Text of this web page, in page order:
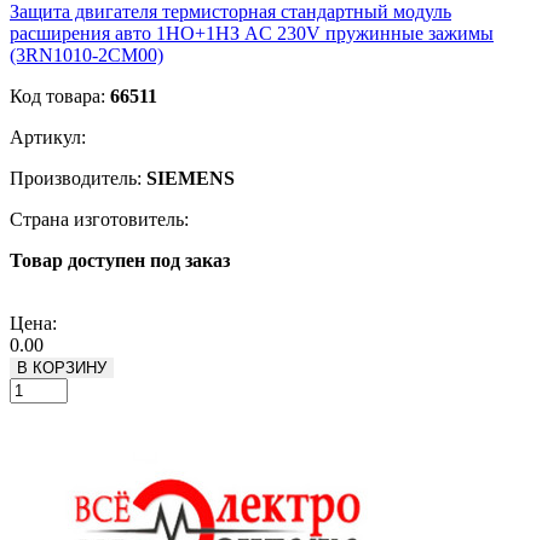
Защита двигателя термисторная стандартный модуль
расширения авто 1НО+1НЗ AC 230V пружинные зажимы
(3RN1010-2CM00)
Код товара: 66511
Артикул:
Производитель: SIEMENS
Страна изготовитель:
Товар доступен под заказ
Цена:
0.00
В КОРЗИНУ